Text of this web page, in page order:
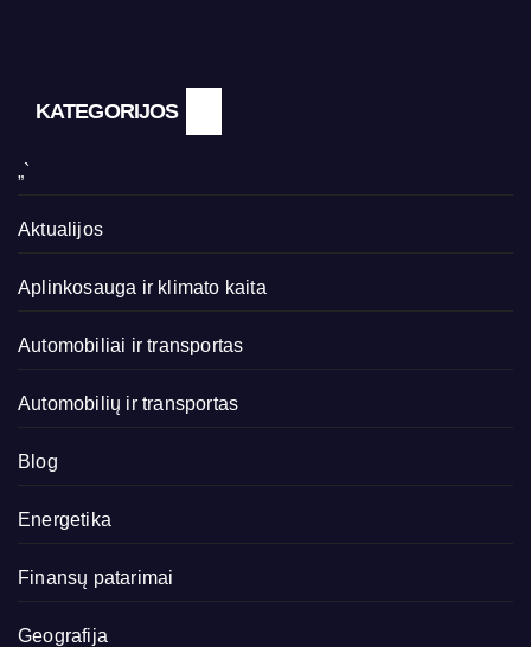
KATEGORIJOS
„`
Aktualijos
Aplinkosauga ir klimato kaita
Automobiliai ir transportas
Automobilių ir transportas
Blog
Energetika
Finansų patarimai
Geografija